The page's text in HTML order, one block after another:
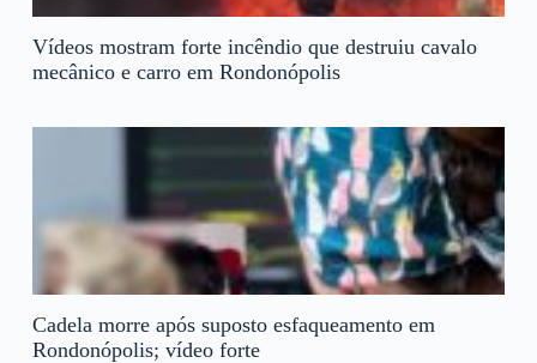
Vídeos mostram forte incêndio que destruiu cavalo
mecânico e carro em Rondonópolis
Cadela morre após suposto esfaqueamento em
Rondonópolis; vídeo forte